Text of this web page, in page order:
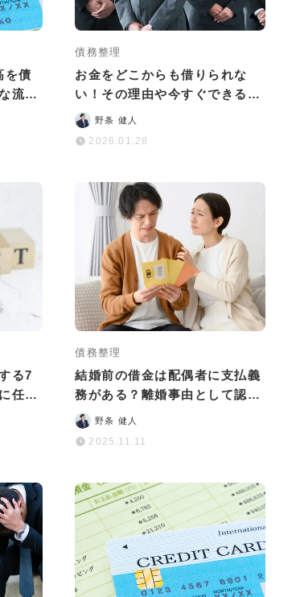
を債
流れ
債務整理
お金をどこからも借りられな
い！その理由や今すぐできる対
処法・最終手段を徹底解説
野条 健人
2026.01.28
る7
任せ
債務整理
結婚前の借金は配偶者に支払義
務がある？離婚事由として認め
られる？
野条 健人
2025.11.11